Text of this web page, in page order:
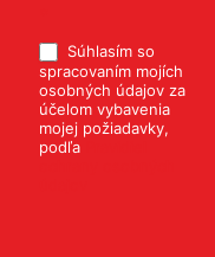
Súhlasím so
spracovaním mojích
osobných údajov za
účelom vybavenia
mojej požiadavky,
podľa